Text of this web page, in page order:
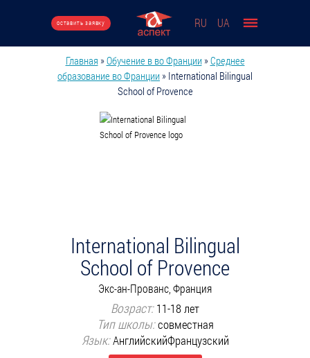
оставить заявку RU UA
Вы здесь
Главная »Обучение в во Франции »Среднее
образование во Франции » International Bilingual
School of Provence
International Bilingual
School of Provence
Экс-ан-Прованс, Франция
Возраст:11-18 лет
Тип школы:совместная
Язык:АнглийскийФранцузский